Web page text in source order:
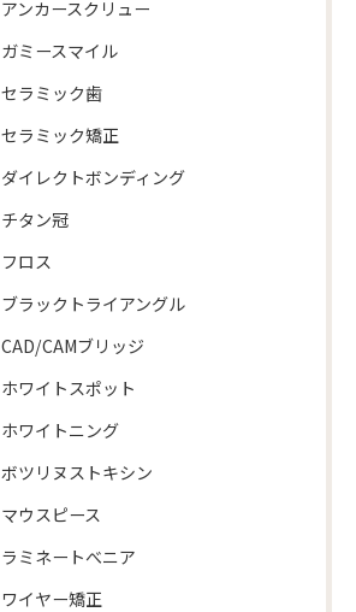
アンカースクリュー
ガミースマイル
セラミック歯
セラミック矯正
ダイレクトボンディング
チタン冠
フロス
ブラックトライアングル
CAD/CAMブリッジ
ホワイトスポット
ホワイトニング
ボツリヌストキシン
マウスピース
ラミネートべニア
ワイヤー矯正